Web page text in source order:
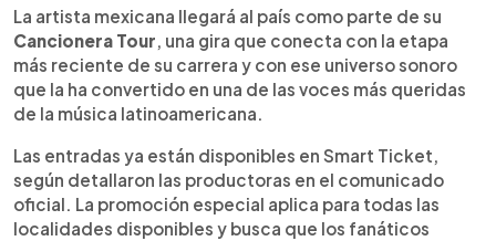
“Cancionera”, álbum que mezcla bolero, son
jarocho, ranchera, jazz y música tradicional
mexicana. Según la producción, el proyecto ha
sido destacado por Billboard Latino y se ha
mantenido entre los lanzamientos latinos más
escuchados de 2025 en Spotify y Apple Music.
La artista mexicana llegará al país como parte de su
Cancionera Tour, una gira que conecta con la etapa
más reciente de su carrera y con ese universo sonoro
que la ha convertido en una de las voces más queridas
de la música latinoamericana.
Las entradas ya están disponibles en Smart Ticket,
según detallaron las productoras en el comunicado
oficial. La promoción especial aplica para todas las
localidades disponibles y busca que los fanáticos